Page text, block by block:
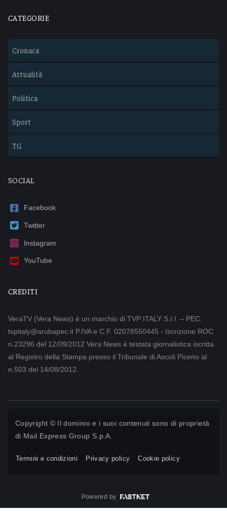
CATEGORIE
Cronaca
Attualità
Politica
Sport
TG
SOCIAL
Facebook
Twitter
Instagram
YouTube
CREDITI
VeraTV (Vera News) è un marchio di TVP ITALY S.r.l. – PEC:
tvpitaly@arubapec.it P.IVA e C.F. 02078550445 - Iscrizione ROC
n.23296 del 12/09/2012 Vera News è testata giornalistica iscritta
al Registro della Stampa presso il Tribunale di Ascoli Piceno al
n.503 del 14/08/2012.
Copyright © Il dominio e i suoi contenuti sono di proprietà
di Mail Express Group S.p.A.
Termini e condizioni Privacy policy Cookie policy
Powered by